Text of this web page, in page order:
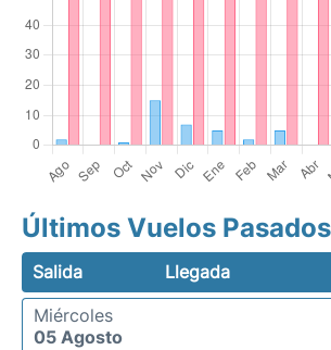
Últimos Vuelos
Salida Llegada
Miércoles
05 Agosto